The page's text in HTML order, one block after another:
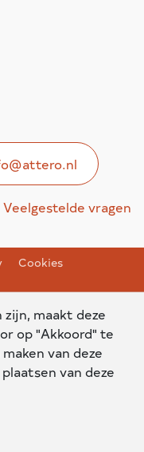
Veelgestelde vragen
Cookies
maakt deze
op "Akkoord" te
van deze
van deze